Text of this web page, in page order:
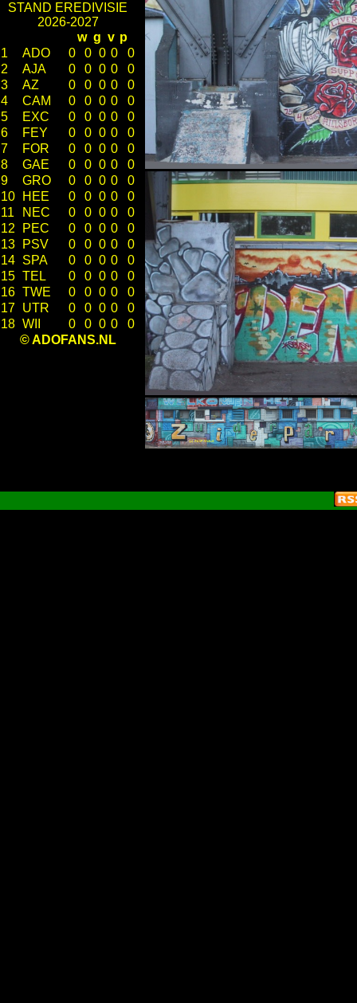
STAND EREDIVISIE
2026-2027
w g v p
1
ADO 0 0 0 0
0
2
AJA 0 0 0 0
0
3
AZ 0 0 0 0
0
4
CAM 0 0 0 0
0
5
EXC 0 0 0 0
0
6
FEY 0 0 0 0
0
7
FOR 0 0 0 0
0
8
GAE 0 0 0 0
0
9
GRO 0 0 0 0
0
10
HEE 0 0 0 0
0
11
NEC 0 0 0 0
0
12
PEC 0 0 0 0
0
13
PSV 0 0 0 0
0
14 SPA 0 0 0 0
0
15 TEL 0 0 0 0
0
16 TWE 0 0 0 0
0
17 UTR 0 0 0 0
0
18 WII 0 0 0 0
0
© ADOFANS.NL